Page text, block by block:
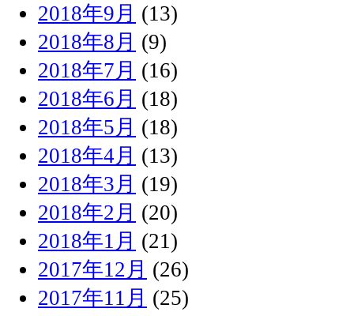
2018年9月 (13)
2018年8月 (9)
2018年7月 (16)
2018年6月 (18)
2018年5月 (18)
2018年4月 (13)
2018年3月 (19)
2018年2月 (20)
2018年1月 (21)
2017年12月 (26)
2017年11月 (25)